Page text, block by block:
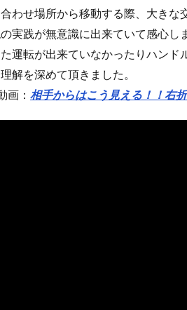
わせ場所から移動する際、大きな
実践が無意識に出来ていて感心し
運転が出来ていなかったりハンド
解を深めて頂きました。
画： 相手からはこう見える！！右